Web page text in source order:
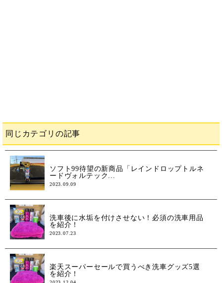
同じカテゴリの記事
ソフト99待望の新商品「レインドロップトルネ
ードヴォルテック...
2023.09.09
洗車後に水垢を付けさせない！必須の洗車用品
を紹介！
2023.07.23
楽天スーパーセールで買うべき洗車グッズ5選
を紹介！